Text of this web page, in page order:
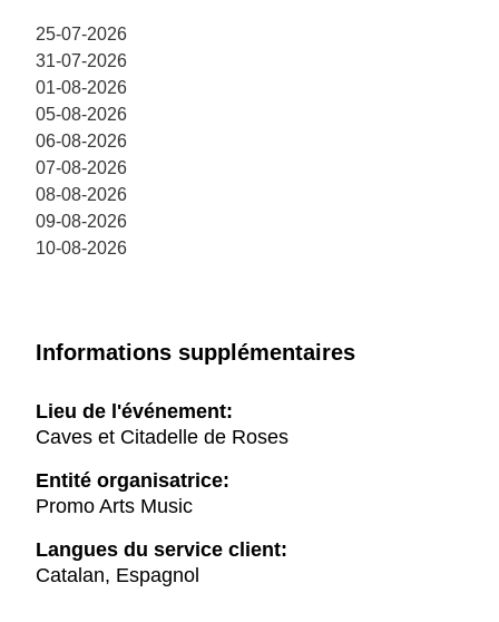
25-07-2026
31-07-2026
01-08-2026
05-08-2026
06-08-2026
07-08-2026
08-08-2026
09-08-2026
10-08-2026
Informations supplémentaires
Lieu de l'événement:
Caves et Citadelle de Roses
Entité organisatrice:
Promo Arts Music
Langues du service client:
Catalan, Espagnol